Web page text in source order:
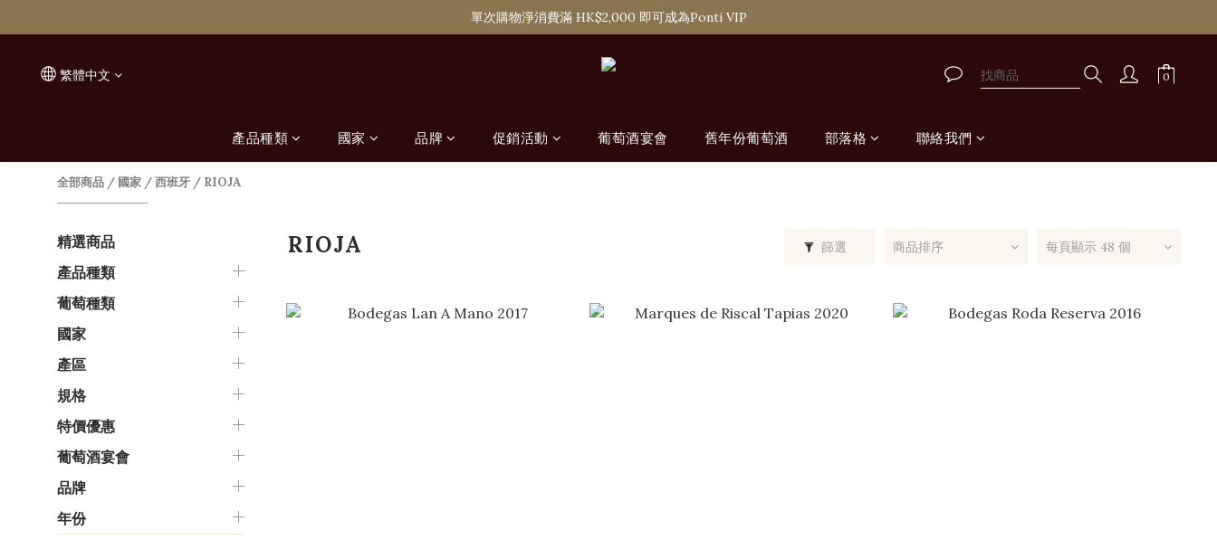
購滿 HK$1,800 即可享香港本地免費送貨服務，或選擇於6間分店免費自取
單次購物淨消費滿 HK$2,000 即可成為Ponti VIP
繁體中文
產品種類 國家 品牌 促銷活動 葡萄酒宴會 舊年份葡萄酒 部落格 聯絡我們
全部商品 / 國家 /西班牙 / RIOJA
精選商品
產品種類
葡萄種類
國家
產區
規格
特價優惠
葡萄酒宴會
品牌
年份
RIOJA 篩選 商品排序 每頁顯示 48 個